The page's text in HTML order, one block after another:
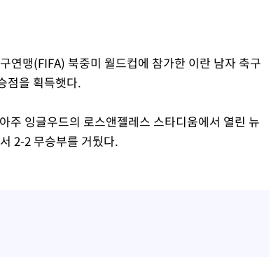
연맹(FIFA) 북중미 월드컵에 참가한 이란 남자 축구
점을 획득햇다.
주 잉글우드의 로스앤젤레스 스타디움에서 열린 뉴
2-2 무승부를 거뒀다.